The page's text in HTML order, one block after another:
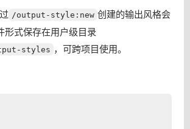
/output-style:new 创建的输出风格会
形式保存在用户级目录
styles ，可跨项目使用。